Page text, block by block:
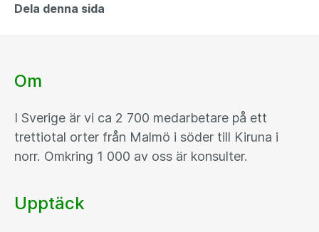
Dela denna sida
Om
I Sverige är vi ca 2 700 medarbetare på ett
trettiotal orter från Malmö i söder till Kiruna i
norr. Omkring 1 000 av oss är konsulter.
Upptäck